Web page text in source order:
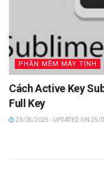
PHẦN MỀM MÁY TÍNH
Cách Active Key
Full Key
23/05/2025 - UPDATED ON 25/